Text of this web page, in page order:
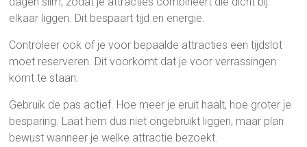
elkaar liggen. Dit bespaart tijd en energie.
Controleer ook of je voor bepaalde attracties een tijdslot
moet reserveren. Dit voorkomt dat je voor verrassingen
komt te staan.
Gebruik de pas actief. Hoe meer je eruit haalt, hoe groter je
besparing. Laat hem dus niet ongebruikt liggen, maar plan
bewust wanneer je welke attractie bezoekt.